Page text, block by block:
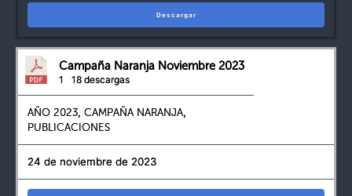
Descargar
Campaña Naranja Noviembre 2023
1 18 descargas
AÑO 2023, CAMPAÑA NARANJA,
PUBLICACIONES
24 de noviembre de 2023